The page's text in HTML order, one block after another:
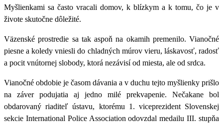
Myšlienkami sa často vracali domov, k blízkym a k tomu, čo je v
živote skutočne dôležité.
Väzenské prostredie sa tak aspoň na okamih premenilo. Vianočné
piesne a koledy vniesli do chladných múrov vieru, láskavosť, radosť
a pocit vnútornej slobody, ktorá nezávisí od miesta, ale od srdca.
Vianočné obdobie je časom dávania a v duchu tejto myšlienky prišlo
na záver podujatia aj jedno milé prekvapenie. Nečakane bol
obdarovaný riaditeľ ústavu, ktorému 1. viceprezident Slovenskej
sekcie International Police Association odovzdal medailu III. stupňa